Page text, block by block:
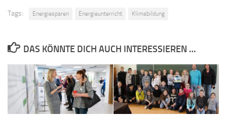
Tags: Energiesparen Energieunterricht Klimabildung
DAS KÖNNTE DICH AUCH INTERESSIEREN …